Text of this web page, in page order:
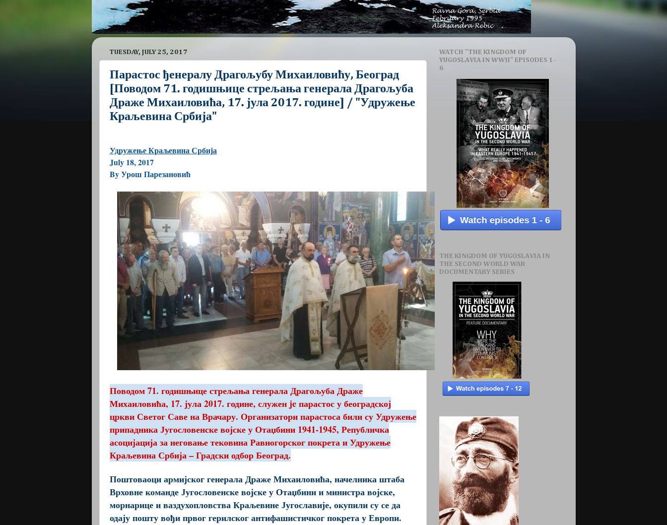
TUESDAY, JULY 25, 2017
Парастос ђенералу Драгољубу Михаиловићу, Београд
[Поводом 71. годишњице стрељања генерала Драгољуба
Драже Михаиловића, 17. јула 2017. године] / "Удружење
Краљевина Србија"
Удружење Краљевина Србија
July 18, 2017
ByУрош Парезановић
Поводом 71. годишњице стрељања генерала Драгољуба Драже
Михаиловића, 17. јула 2017. године, служен je парастос у београдској
цркви Светог Саве на Врачару. Организатори парастоса били су Удружење
припадника Југословенске војске у Отаџбини 1941-1945, Републичка
асоцијација за неговање тековина Равногорског покрета и Удружење
Краљевина Србија – Градски одбор Београд.
Поштоваоци армијског генерала Драже Михаиловића, начелника штаба
Врховне команде Југословенске војске у Отаџбини и министра војске,
морнарице и ваздухопловства Краљевине Југославије, окупили су се да
одају пошту вођи првог герилског антифашистичког покрета у Европи.
WATCH "THE KINGDOM OF
YUGOSLAVIA IN WWII" EPISODES 1-
6
THE KINGDOM OF YUGOSLAVIA IN
THE SECOND WORLD WAR
DOCUMENTARY SERIES